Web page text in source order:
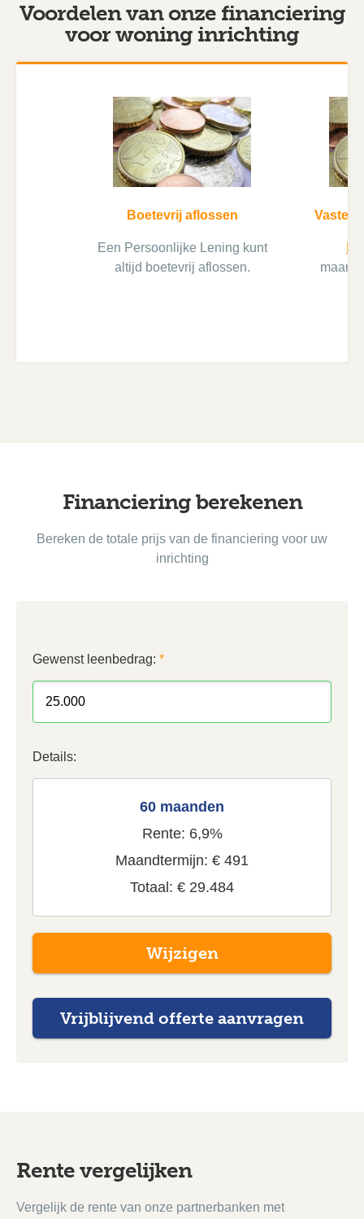
Voordelen van onze financiering
voor woning inrichting
Boetevrij aflossen
Een Persoonlijke Lening kunt
altijd boetevrij aflossen.
Vaste
Financiering berekenen
Bereken de totale prijs van de financiering voor uw
inrichting
Gewenst leenbedrag: *
Details:
60 maanden
Rente: 6,9%
Maandtermijn: € 491
Totaal: € 29.484
Wijzigen
Rente vergelijken
Vergelijk de rente van onze partnerbanken met